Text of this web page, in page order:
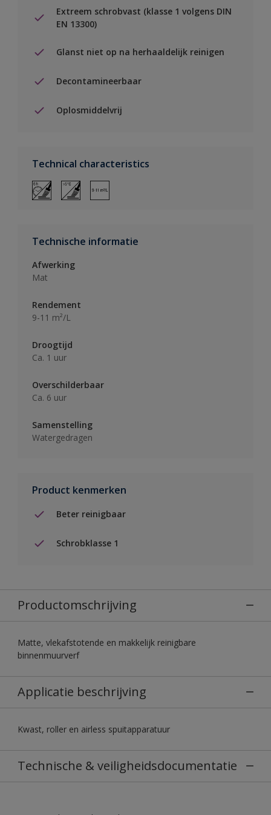
Extreem schrobvast (klasse 1 volgens DIN
EN 13300)
Glanst niet op na herhaaldelijk reinigen
Decontamineerbaar
Oplosmiddelvrij
Technical characteristics
Technische informatie
Afwerking
Mat
Rendement
9-11 m²/L
Droogtijd
Ca. 1 uur
Overschilderbaar
Ca. 6 uur
Samenstelling
Watergedragen
Product kenmerken
Beter reinigbaar
Schrobklasse 1
Productomschrijving
Matte, vlekafstotende en makkelijk reinigbare
binnenmuurverf
Applicatie beschrijving
Kwast, roller en airless spuitapparatuur
Technische & veiligheidsdocumentatie